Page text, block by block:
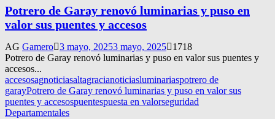
Potrero de Garay renovó luminarias y puso en
valor sus puentes y accesos
AG Gamero 3 mayo, 20253 mayo, 2025
1718
Potrero de Garay renovó luminarias y puso en valor sus puentes y
accesos...
accesosagnoticiasaltagracianoticiasluminariaspotrero de
garayPotrero de Garay renovó luminarias y puso en valor sus
puentes y accesospuentespuesta en valorseguridad
Departamentales